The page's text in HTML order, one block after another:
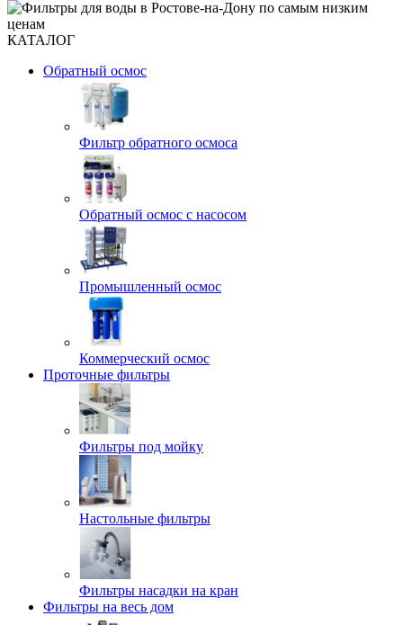
КАТАЛОГ
Обратный осмос
Фильтр обратного осмоса
Обратный осмос с насосом
Промышленный осмос
Коммерческий осмос
Проточные фильтры
Фильтры под мойку
Настольные фильтры
Фильтры насадки на кран
Фильтры на весь дом